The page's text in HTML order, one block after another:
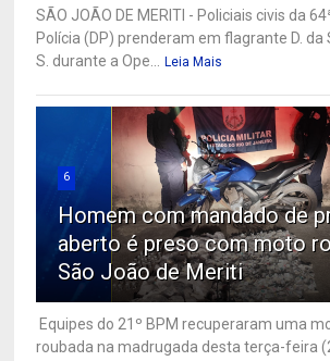
SÃO JOÃO DE MERITI - Policiais civis da
Polícia (DP) prenderam em flagrante D. da
S. durante a Ope... Leia Mais
6
Homem com mandado de
aberto é preso com moto
São João de Meriti
Equipes do 21º BPM recuperaram uma
roubada na madrugada desta terça-feira